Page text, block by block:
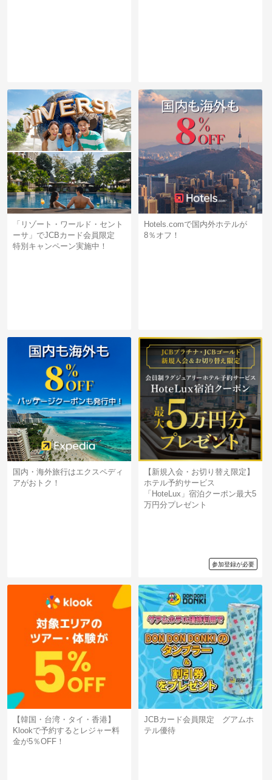
「リゾート・ワールド・セント
ーサ」でJCBカード会員限定
特別キャンペーン実施中！
国内・海外旅行はエクスペディ
アがおトク！
【韓国・台湾・タイ・香港】
Klookで予約するとレジャー料
金が5％OFF！
Hotels.comで国内外ホテルが
8％オフ！
【新規入会・お切り替え限定】
ホテル予約サービス
「HoteLux」宿泊クーポン最大5
万円分プレゼント
参加登録が必要
JCBカード会員限定 グアムホ
テル優待